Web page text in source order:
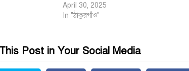
April 30, 2025
In "ঠাকুরগাঁও"
Post in Your Social Media